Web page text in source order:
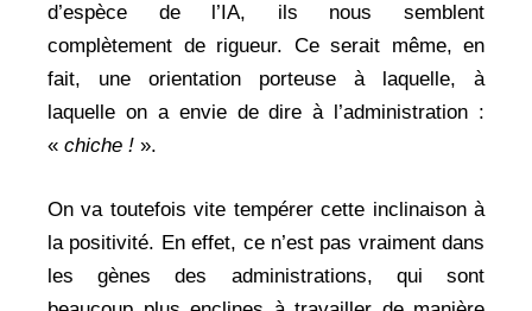
d’espèce de l’IA, ils nous semblent
complètement de rigueur. Ce serait même, en
fait, une orientation porteuse à laquelle, à
laquelle on a envie de dire à l’administration :
« chiche ! ».
On va toutefois vite tempérer cette inclinaison à
la positivité. En effet, ce n’est pas vraiment dans
les gènes des administrations, qui sont